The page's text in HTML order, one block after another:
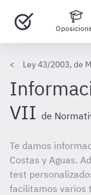
Ley 43/2003, de
VII de
Te damos
Costas y Aguas.
test
facilitamos varios